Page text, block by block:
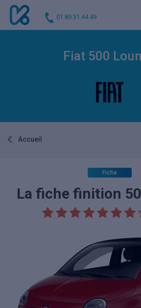
01 89 31 44 49
Fiat 500
Accueil
Fiche
La fiche finition